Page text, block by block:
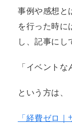
事例や感想と
を行った時に
し、記事にし
「イベント
という方は、
「経費ゼロ